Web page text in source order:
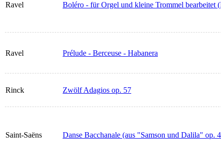
Ravel Boléro - für Orgel und kleine Trommel bearbeitet
Ravel Prélude - Berceuse - Habanera
Rinck Zwölf Adagios op. 57
Saint-Saëns Danse Bacchanale (aus "Samson und Dalila" op.